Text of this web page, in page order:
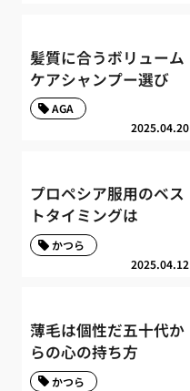
髪質に合うボリューム
ケアシャンプー選び
2025.04.20
AGA
プロペシア服用のベス
トタイミングは
2025.04.12
かつら
薄毛は個性だ五十代か
らの心の持ち方
かつら